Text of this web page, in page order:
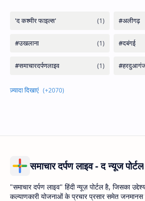
समाचार दर्पण लाइव - द न्यूज पोर्टल
"समाचार दर्पण लाइव" हिंदी न्यूज़ पोर्टल है, जिसका
कल्याणकारी योजनाओं के प्रचार प्रसार समेत